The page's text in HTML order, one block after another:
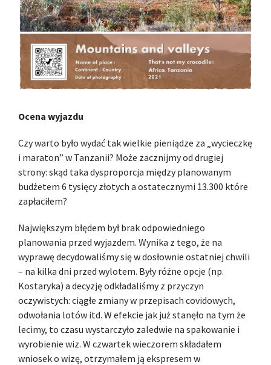
Ocena wyjazdu
Czy warto było wydać tak wielkie pieniądze za „wycieczkę
i maraton” w Tanzanii? Może zacznijmy od drugiej
strony: skąd taka dysproporcja między planowanym
budżetem 6 tysięcy złotych a ostatecznymi 13.300 które
zapłaciłem?
Największym błędem był brak odpowiedniego
planowania przed wyjazdem. Wynika z tego, że na
wyprawę decydowaliśmy się w dosłownie ostatniej chwili
– na kilka dni przed wylotem. Były różne opcje (np.
Kostaryka) a decyzję odkładaliśmy z przyczyn
oczywistych: ciągłe zmiany w przepisach covidowych,
odwołania lotów itd. W efekcie jak już stanęło na tym że
lecimy, to czasu wystarczyło zaledwie na spakowanie i
wyrobienie wiz. W czwartek wieczorem składałem
wniosek o wizę, otrzymałem ją ekspresem w